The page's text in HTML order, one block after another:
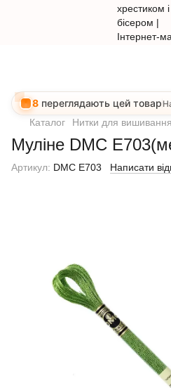
8 переглядають цей товар
Каталог Нитки для вишивання
Муліне DMC
Артикул: DMC E703 Написати